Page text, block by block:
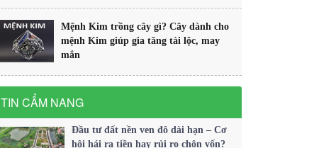
Mệnh Kim trồng cây gì? Cây dành cho
mệnh Kim giúp gia tăng tài lộc, may
mắn
TIN CẨM NANG
Đầu tư đất nền ven đô dài hạn – Cơ
hội hái ra tiền hay rủi ro chôn vốn?